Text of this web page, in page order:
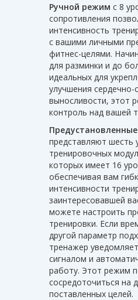
Ручной режим с 8
сопротивления
интенсивность
с вашими личными
фитнес-целями.
для разминки и до
идеальных для
улучшения сердечно-
выносливости, этот
контроль над вашей
представляют шесть
тренировочных
которых имеет 16
обеспечивая вам
интенсивности
заинтересовавшей
можете настроить
тренировки. Если
другой параметр
тренажер
сигналом и
работу. Этот режим
сосредоточиться на
поставленных целей.